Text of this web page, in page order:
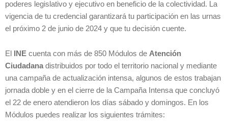
poderes legislativo y ejecutivo en beneficio de la colectividad. La
vigencia de tu credencial garantizará tu participación en las urnas
el próximo 2 de junio de 2024 y que tu decisión cuente.
El INE cuenta con más de 850 Módulos de Atención
Ciudadanadistribuidos por todo el territorio nacional y mediante
una campaña de actualización intensa, algunos de estos trabajan
jornada doble y en el cierre de la Campaña Intensa que concluyó
el 22 de enero atendieron los días sábado y domingos. En los
Módulos puedes realizar los siguientes trámites: